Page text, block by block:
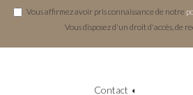
Vous affirmez avoir pris connaissance de notre
Vous disposez d'un droit d'accès, de
Contact